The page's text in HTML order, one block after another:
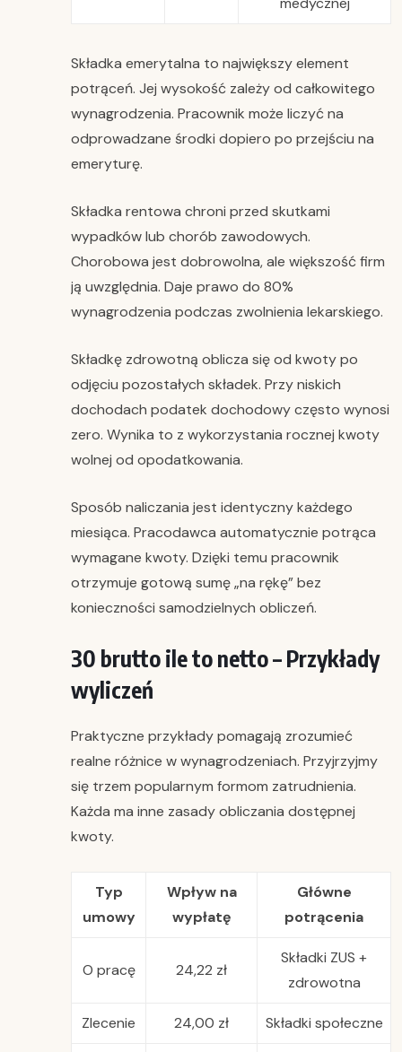
Składka emerytalna to największy element
potrąceń. Jej wysokość zależy od całkowitego
wynagrodzenia. Pracownik może liczyć na
odprowadzane środki dopiero po przejściu na
emeryturę.
Składka rentowa chroni przed skutkami
wypadków lub chorób zawodowych.
Chorobowa jest dobrowolna, ale większość firm
ją uwzględnia. Daje prawo do 80%
wynagrodzenia podczas zwolnienia lekarskiego.
Składkę zdrowotną oblicza się od kwoty po
odjęciu pozostałych składek. Przy niskich
dochodach podatek dochodowy często wynosi
zero. Wynika to z wykorzystania rocznej kwoty
wolnej od opodatkowania.
Sposób naliczania jest identyczny każdego
miesiąca. Pracodawca automatycznie potrąca
wymagane kwoty. Dzięki temu pracownik
otrzymuje gotową sumę „na rękę” bez
konieczności samodzielnych obliczeń.
30 brutto ile to netto – Przykłady
wyliczeń
Praktyczne przykłady pomagają zrozumieć
realne różnice w wynagrodzeniach. Przyjrzyjmy
się trzem popularnym formom zatrudnienia.
Każda ma inne zasady obliczania dostępnej
kwoty.
Typ
umowy
Wpływ na
wypłatę
Główne
potrącenia
O pracę 24,22 zł
Składki ZUS +
zdrowotna
Zlecenie 24,00 zł Składki społeczne